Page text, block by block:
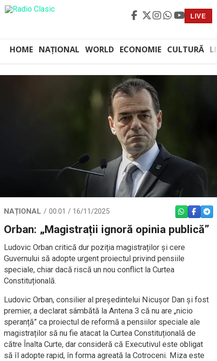
LIVE
HOME NAȚIONAL WORLD ECONOMIE CULTURĂ
NAȚIONAL 00:01 / 16/11/2025 WHATSAPP
Orban: „Magistrații ignoră opinia publică”
Ludovic Orban critică dur poziția magistraților și cere
Guvernului să adopte urgent proiectul privind pensiile
speciale, chiar dacă riscă un nou conflict la Curtea
Constituțională.
Ludovic Orban, consilier al președintelui Nicușor Dan și fost
premier, a declarat sâmbătă la Antena 3 că nu are „nicio
speranță” ca proiectul de reformă a pensiilor speciale ale
magistraților să nu fie atacat la Curtea Constituțională de
către Înalta Curte, dar consideră că Executivul este obligat
să îl adopte rapid, în forma agreată la Cotroceni. Miza este